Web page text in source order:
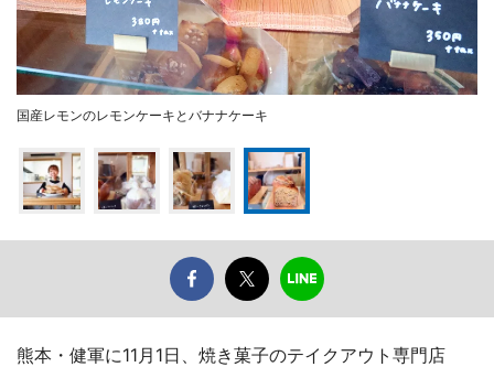
国産レモンのレモンケーキとバナナケーキ
熊本・健軍に11月1日、焼き菓子のテイクアウト専門店